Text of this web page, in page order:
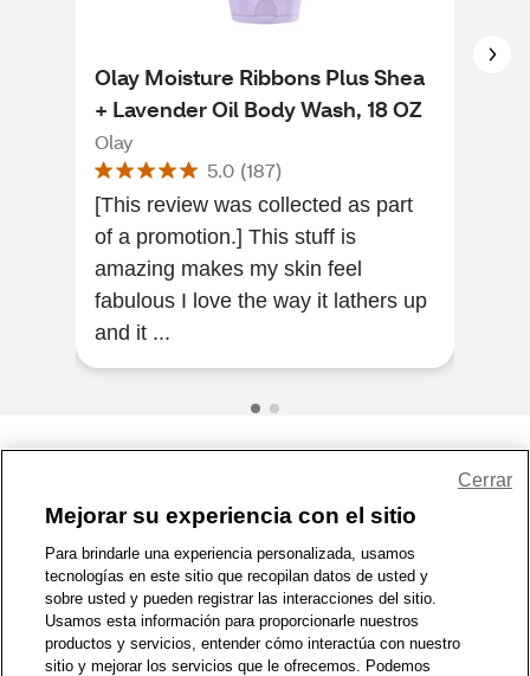
Olay Moisture Ribbons Plus Shea
+ Lavender Oil Body Wash, 18 OZ
Olay
5.0 (187)
[This review was collected as part
of a promotion.] This stuff is
amazing makes my skin feel
fabulous I love the way it lathers up
and it ...
1-800-679-9691 | Contáctenos | Términos de Uso | Accesibilidad
Política de Privacidad | WA Privacy Policy | Mapa del sitio
Zona de Bienestar | © 1999 - 2026 CVS.com
Mejorar su experiencia con el sitio
Para brindarle una experiencia personalizada, usamos
tecnologías en este sitio que recopilan datos de usted y
sobre usted y pueden registrar las interacciones del sitio.
Usamos esta información para proporcionarle nuestros
productos y servicios, entender cómo interactúa con nuestro
sitio y mejorar los servicios que le ofrecemos. Podemos
Cerrar